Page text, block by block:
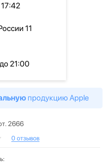
17:42
11
21:00
продукцию Apple
2666
0 отзывов